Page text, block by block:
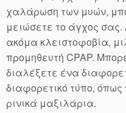
χαλάρωση των μυών,
μειώσετε το άγχος
ακόμα κλειστοφοβία,
προμηθευτή CPAP.
διαλέξετε ένα
διαφορετικό τύπο, όπως
ρινικά μαξιλάρια.